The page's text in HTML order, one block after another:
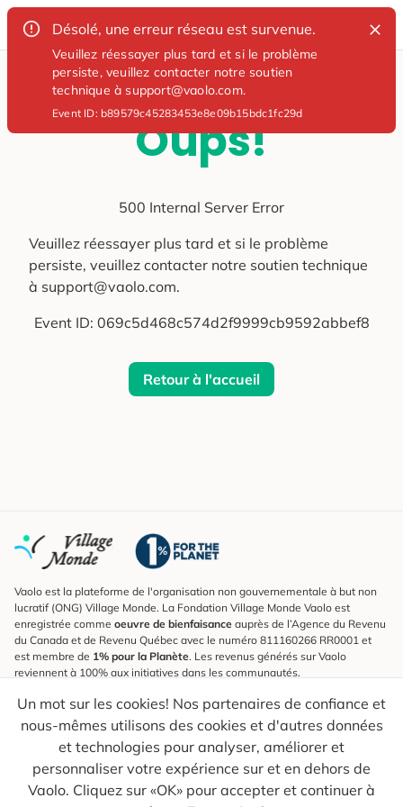
Désolé, une erreur réseau est survenue.
Veuillez réessayer plus tard et si le problème
persiste, veuillez contacter notre soutien
technique à support@vaolo.com.
Event ID: b89579c45283453e8e09b15bdc1fc29d
Oups!
500 Internal Server Error
Veuillez réessayer plus tard et si le problème
persiste, veuillez contacter notre soutien technique
à support@vaolo.com.
Event ID: 069c5d468c574d2f9999cb9592abbef8
Retour à l'accueil
Un mot sur les cookies! Nos partenaires de confiance et
nous-mêmes utilisons des cookies et d'autres données
et technologies pour analyser, améliorer et
personnaliser votre expérience sur et en dehors de
Vaolo. Cliquez sur «OK» pour accepter et continuer à
Vaolo est la plateforme de l'organisation non gouvernementale à but non
lucratif (ONG) Village Monde. La Fondation Village Monde Vaolo est
enregistrée comme oeuvre de bienfaisance auprès de l’Agence du Revenu
du Canada et de Revenu Québec avec le numéro 811160266 RR0001 et
est membre de 1% pour la Planète. Les revenus générés sur Vaolo
reviennent à 100% aux initiatives dans les communautés.
S'inscrire à l'infolettre
Pour connaître les nouveautés, suivre nos explorateurs et recevoir des
astuces pour des voyages plus conscients.
Ton courriel Envoyer